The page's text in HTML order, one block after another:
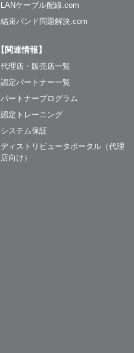
LANケーブル配線.com
結束バンド問題解決.com
【関連情報】
代理店・販売店一覧
認定パートナー一覧
パートナープログラム
認定トレーニング
システム保証
ディストリビュータポータル（代理
店向け）